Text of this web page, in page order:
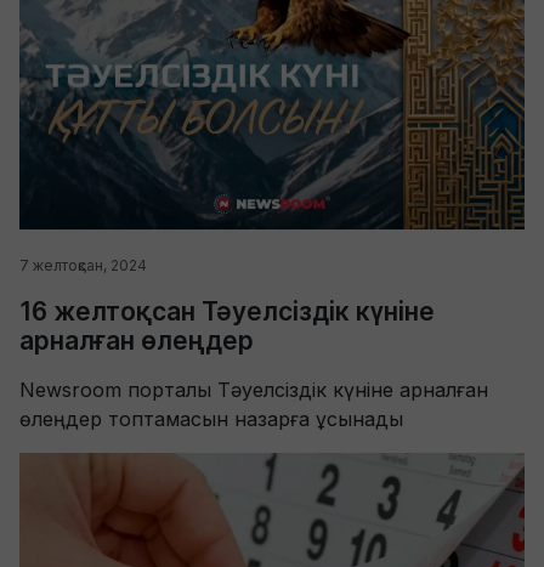
7 желтоқсан, 2024
16 желтоқсан Тәуелсіздік күніне
арналған өлеңдер
Newsroom порталы Тәуелсіздік күніне арналған
өлеңдер топтамасын назарға ұсынады